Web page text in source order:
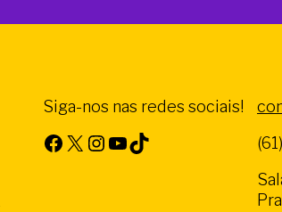
Siga-nos nas redes sociais!
Facebook X Instagram Youtube TikTok